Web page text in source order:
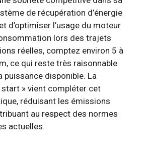
de récupération d’énergie
d’optimiser l’usage du moteur
lors des trajets
réelles, comptez environ 5 à
ce qui reste très raisonnable
puissance disponible. La
» vient compléter cet
réduisant les émissions
au respect des normes
actuelles.